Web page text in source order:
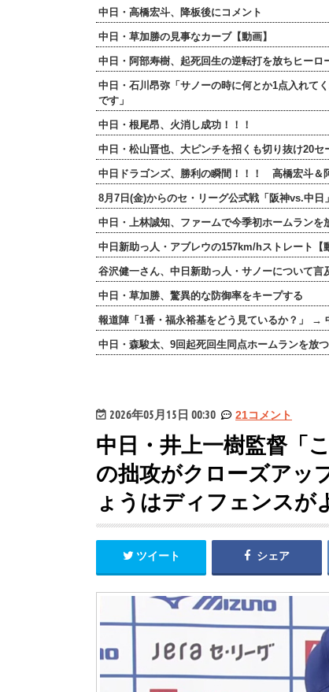
中日・高橋宏斗、降板後にコメント
中日・草加勝の見事なカーブ【動画】
中日・阿部寿樹、起死回生の逆転打を放ちヒーロ
中日・石川昂弥「サノーの時に何とか1点入れて
です」
中日・根尾昂、火消し成功！！！
中日・松山晋也、大ピンチを招くも切り抜け20セ
中日ドラゴンズ、勝利の瞬間！！！ 高橋宏斗＆
8月7日(金)からのセ・リーグ公式戦「阪神vs.中日
中日・上林誠知、ファームで今季初ホームランを
中日新助っ人・アブレウの157km/hストレート【
谷沢健一さん、中日新助っ人・サノーについて言
中日・草加勝、驚異的な防御率をキープする
報道陣「1番・福永裕基をどう見ているか？」 →
中日・森駿太、9回起死回生同点ホームランを放つ
2026年05月15日 00:30 21コメント
中日・井上一樹監督「
の拙攻がクローズアッ
ょうはディフェンスが
ツイート シェア